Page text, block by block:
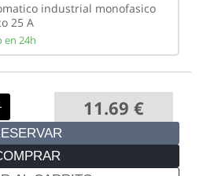
industrial monofasico
25 A
en 24h
11.69 €